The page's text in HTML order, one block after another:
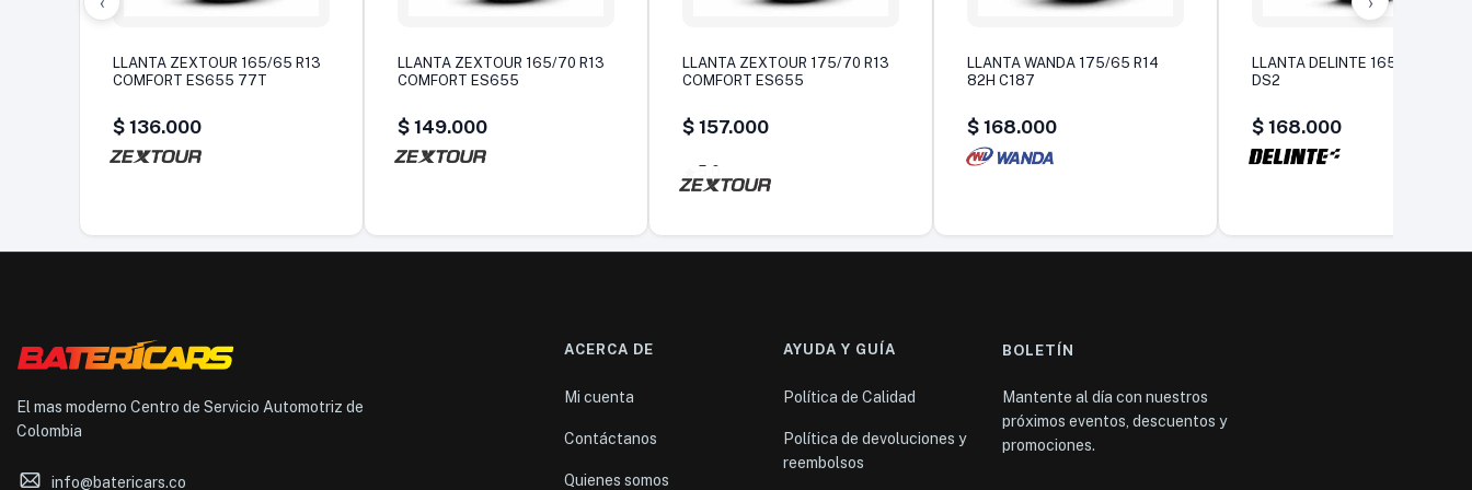
LLANTA ZEXTOUR 165/65 R13
COMFORT ES655 77T
$ 136.000
LLANTA ZEXTOUR 165/70 R13
COMFORT ES655
$ 149.000
LLANTA ZEXTOUR 175/70 R13
COMFORT ES655
$ 157.000
5,0
LLANTA WANDA 175/65 R14
82H C187
$ 168.000
LLANTA DELINTE 165/65 R13
DS2
$ 168.000
El mas moderno Centro de Servicio Automotriz de
Colombia
info@batericars.co
ACERCA DE
Mi cuenta
Contáctanos
Quienes somos
AYUDA Y GUÍA
Política de Calidad
Política de devoluciones y
reembolsos
BOLETÍN
Mantente al día con nuestros
próximos eventos, descuentos y
promociones.